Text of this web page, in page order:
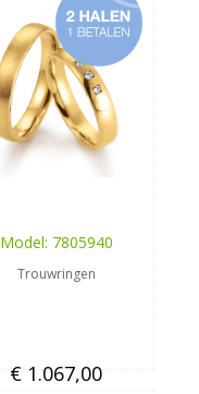
Model: 7805940
Trouwringen
€ 1.067,00